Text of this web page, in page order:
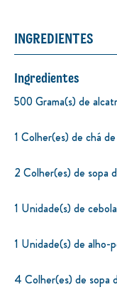
INGREDIENTES
Ingredientes
500 Grama(s) de
1 Colher(es) de chá
2 Colher(es) de sopa
1 Unidade(s) de
1 Unidade(s) de alho-
4 Colher(es) de sopa